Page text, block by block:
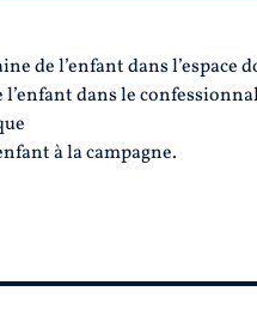
de l’enfant dans l’espace
dans le
à la campagne.